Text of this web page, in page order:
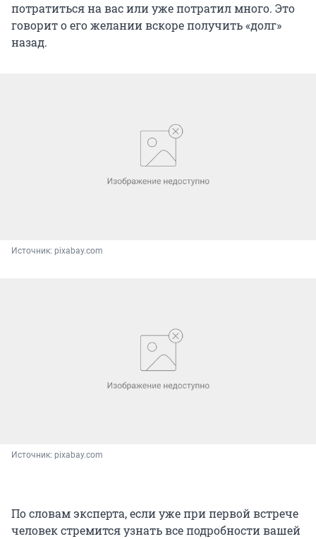
потратиться на вас или уже потратил много. Это
говорит о его желании вскоре получить «долг»
назад.
Источник: pixabay.com
Источник: pixabay.com
По словам эксперта, если уже при первой встрече
человек стремится узнать все подробности вашей